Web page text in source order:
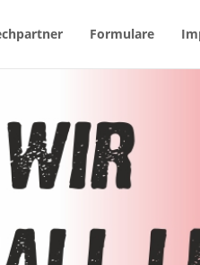
Formulare